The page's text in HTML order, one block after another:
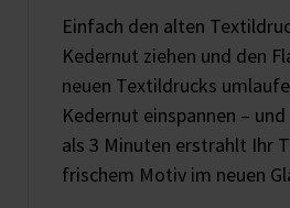
Einfach den alten
Kedernut ziehen und den
neuen Textildrucks
Kedernut einspannen –
als 3 Minuten erstrahlt Ihr
frischem Motiv im neuen